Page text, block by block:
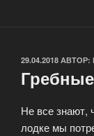
ОПУБЛИКОВАНО
29.04.2018 АВТОР:
Не все знают,
лодке мы